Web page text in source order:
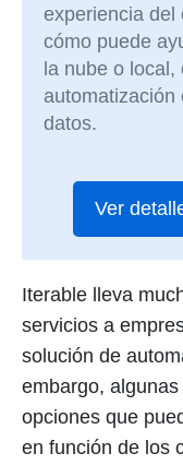
experiencia del
cómo puede
la nube o
automatización
datos.
Ver
Iterable lleva
servicios a
solución de
embargo,
opciones que
en función de los